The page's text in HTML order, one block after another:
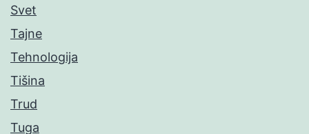
Svet
Tajne
Tehnologija
Tišina
Trud
Tuga